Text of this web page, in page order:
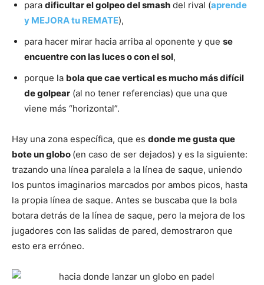
para dificultar el golpeo del smash del rival (aprende
y MEJORA tu REMATE),
para hacer mirar hacia arriba al oponente y que se
encuentre con las luces o con el sol,
porque la bola que cae vertical es mucho más difícil
de golpear (al no tener referencias) que una que
viene más “horizontal”.
Hay una zona específica, que es donde me gusta que
bote un globo (en caso de ser dejados) y es la siguiente:
trazando una línea paralela a la línea de saque, uniendo
los puntos imaginarios marcados por ambos picos, hasta
la propia línea de saque. Antes se buscaba que la bola
botara detrás de la línea de saque, pero la mejora de los
jugadores con las salidas de pared, demostraron que
esto era erróneo.